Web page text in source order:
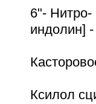
6"- Нитро-
индолин]
Ксилол